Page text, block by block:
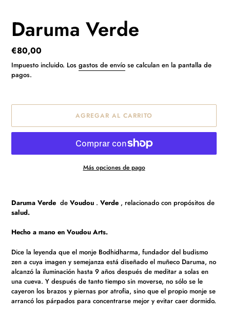
Daruma Verde
Precio
habitual
€80,00
Impuesto incluido. Los gastos de envío se calculan en la pantalla de
pagos.
AGREGAR AL CARRITO
Más opciones de pago
producto
a
carrito
compra
Daruma Verde de Voudou . Verde , relacionado con propósitos de
salud.
Hecho a mano en Voudou Arts.
Dice la leyenda que el monje Bodhidharma, fundador del budismo
zen a cuya imagen y semejanza está diseñado el muñeco Daruma, no
alcanzó la iluminación hasta 9 años después de meditar a solas en
una cueva. Y después de tanto tiempo sin moverse, no sólo se le
cayeron los brazos y piernas por atrofia, sino que el propio monje se
arrancó los párpados para concentrarse mejor y evitar caer dormido.